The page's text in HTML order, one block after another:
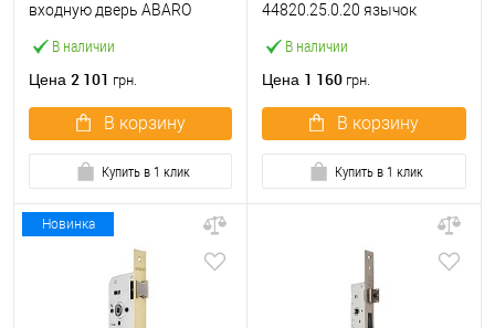
В наличии
входную дверь ABARO
цилиндром, ручками,
Цена 2 101 грн.
В корзину
Купить в 1 клик
В наличии
44820.25.0.20 язычок
нержавеющая сталь
Цена 1 160 грн.
В корзину
Купить в 1 клик
Новинка